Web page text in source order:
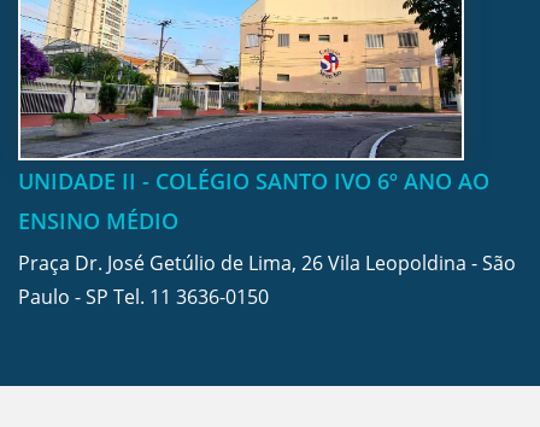
UNIDADE II - COLÉGIO SANTO IVO 6º ANO AO
ENSINO MÉDIO
Praça Dr. José Getúlio de Lima, 26 Vila Leopoldina - São
Paulo - SP Tel. 11 3636-0150